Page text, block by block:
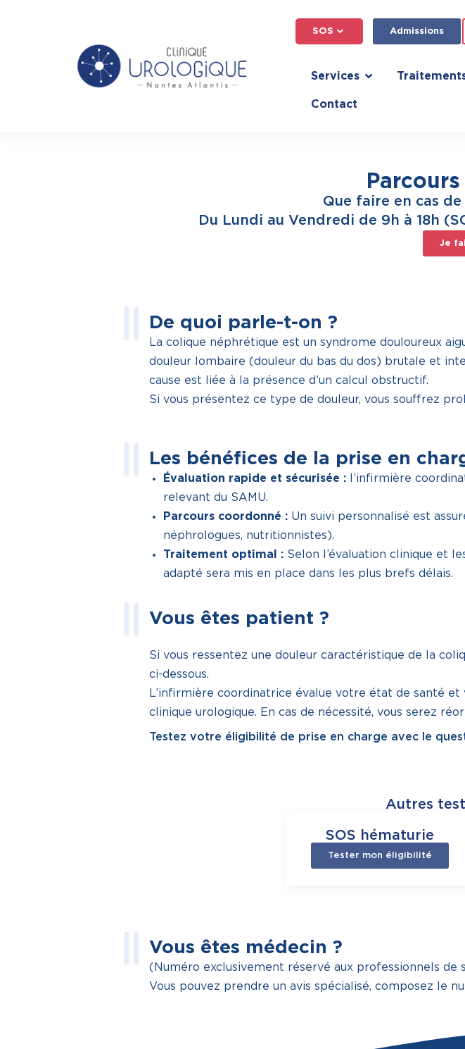
SOS Admissions
Services
Contact
Parcours
Que faire en cas
Du Lundi au Vendredi de 9h à 18h
Je
De quoi parle-t-on ?
La colique néphrétique est un syndrome douloureux
douleur lombaire (douleur du bas du dos) brutale et
cause est liée à la présence d’un calcul obstructif.
Si vous présentez ce type de douleur, vous souffrez
Les bénéfices de la prise en
Évaluation rapide et sécurisée : l’infirmière
relevant du SAMU.
Parcours coordonné : Un suivi personnalisé est
néphrologues, nutritionnistes).
Traitement optimal : Selon l’évaluation clinique et
adapté sera mis en place dans les plus brefs délais.
Vous êtes patient ?
Si vous ressentez une douleur caractéristique de la
ci-dessous.
L’infirmière coordinatrice évalue votre état de santé
clinique urologique. En cas de nécessité, vous serez
Testez votre éligibilité de prise en charge avec le
Autres
SOS hématurie
Tester mon éligibilité
Vous êtes médecin ?
(Numéro exclusivement réservé aux professionnels de
Vous pouvez prendre un avis spécialisé, composez le